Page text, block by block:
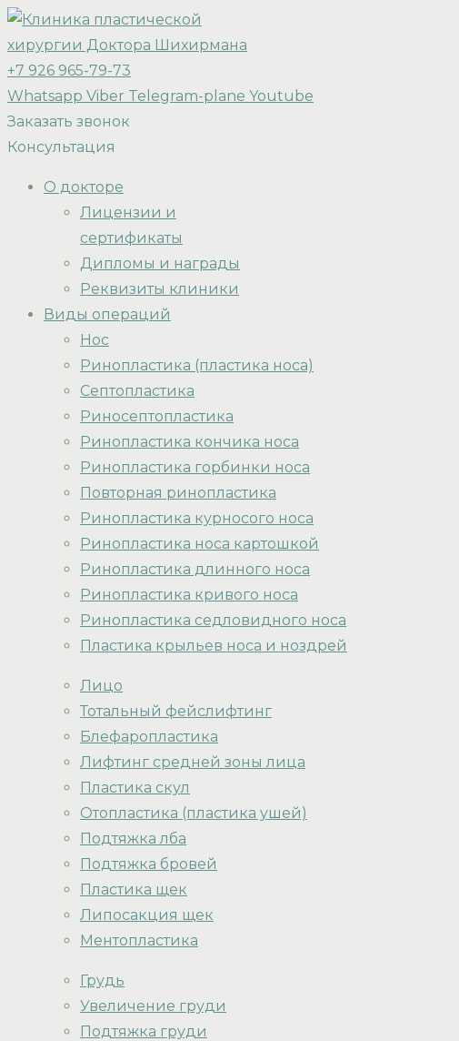
+7 926 965-79-73
Whatsapp Viber Telegram-plane Youtube
Заказать звонок
Консультация
О докторе
Лицензии и
сертификаты
Дипломы и награды
Реквизиты клиники
Виды операций
Нос
Ринопластика (пластика носа)
Септопластика
Риносептопластика
Ринопластика кончика носа
Ринопластика горбинки носа
Повторная ринопластика
Ринопластика курносого носа
Ринопластика носа картошкой
Ринопластика длинного носа
Ринопластика кривого носа
Ринопластика седловидного носа
Пластика крыльев носа и ноздрей
Лицо
Тотальный фейслифтинг
Блефаропластика
Лифтинг средней зоны лица
Пластика скул
Отопластика (пластика ушей)
Подтяжка лба
Подтяжка бровей
Пластика щек
Липосакция щек
Ментопластика
Грудь
Увеличение груди
Подтяжка груди